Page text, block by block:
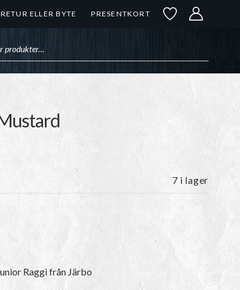
RETUR ELLER BYTE PRESENTKORT
7 i lager
mängd
Raggifrån Järbo